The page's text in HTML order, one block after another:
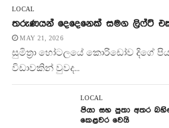
LOCAL
තරුණයන් දෙදෙනෙක් සමග ලිෆ්ට්
MAY 21, 2026
සුමිත්‍රා හෝටලයේ කොරිඩෝව දිගේ
විඩාවකින් වුවද...
LOCAL
පියා සහ පුතා අතර
කෙළවර වෙයි